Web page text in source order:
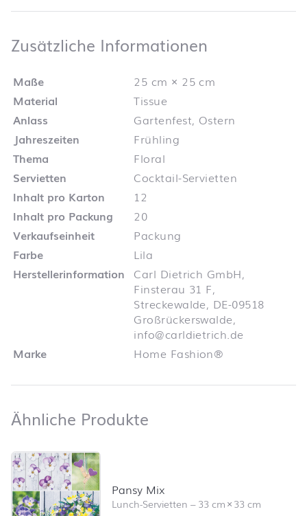
Zusätzliche Informationen
Maße
25 cm × 25 cm
Material
Tissue
Anlass
Gartenfest, Ostern
Jahreszeiten
Frühling
Thema
Floral
Servietten
Cocktail-Servietten
Inhalt pro Karton
12
Inhalt pro Packung
20
Verkaufseinheit
Packung
Farbe
Lila
Herstellerinformation
Carl Dietrich GmbH,
Finsterau 31 F,
Streckewalde, DE-09518
Großrückerswalde,
info@carldietrich.de
Marke
Home Fashion®
Ähnliche Produkte
Produktliste überspringen und zum Filter springen
Pansy Mix
Lunch-Servietten –33 cm×33 cm